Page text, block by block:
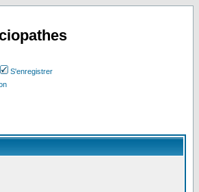
S'enregistrer